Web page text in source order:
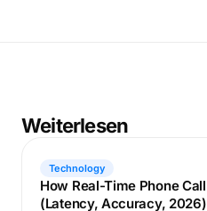
Weiterlesen
Technology
How Real-Time Phone
(Latency, Accuracy, 2026)